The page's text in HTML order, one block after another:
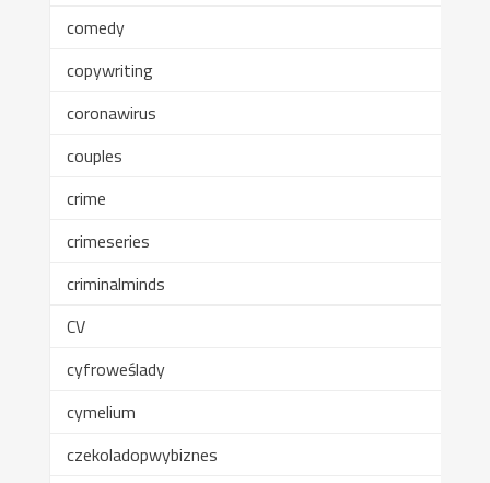
comedy
copywriting
coronawirus
couples
crime
crimeseries
criminalminds
CV
cyfroweślady
cymelium
czekoladopwybiznes